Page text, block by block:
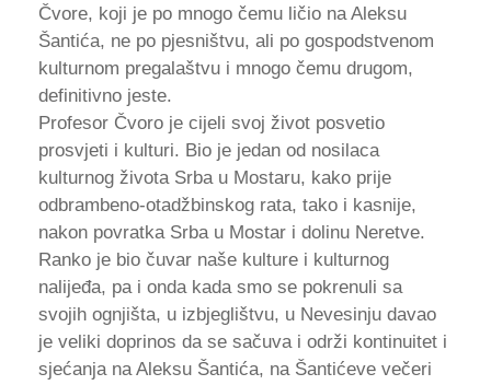
Čvore, koji je po mnogo čemu ličio na Aleksu
Šantića, ne po pjesništvu, ali po gospodstvenom
kulturnom pregalaštvu i mnogo čemu drugom,
definitivno jeste.
Profesor Čvoro je cijeli svoj život posvetio
prosvjeti i kulturi. Bio je jedan od nosilaca
kulturnog života Srba u Mostaru, kako prije
odbrambeno-otadžbinskog rata, tako i kasnije,
nakon povratka Srba u Mostar i dolinu Neretve.
Ranko je bio čuvar naše kulture i kulturnog
nalijeđa, pa i onda kada smo se pokrenuli sa
svojih ognjišta, u izbjeglištvu, u Nevesinju davao
je veliki doprinos da se sačuva i održi kontinuitet i
sjećanja na Aleksu Šantića, na Šantićeve večeri